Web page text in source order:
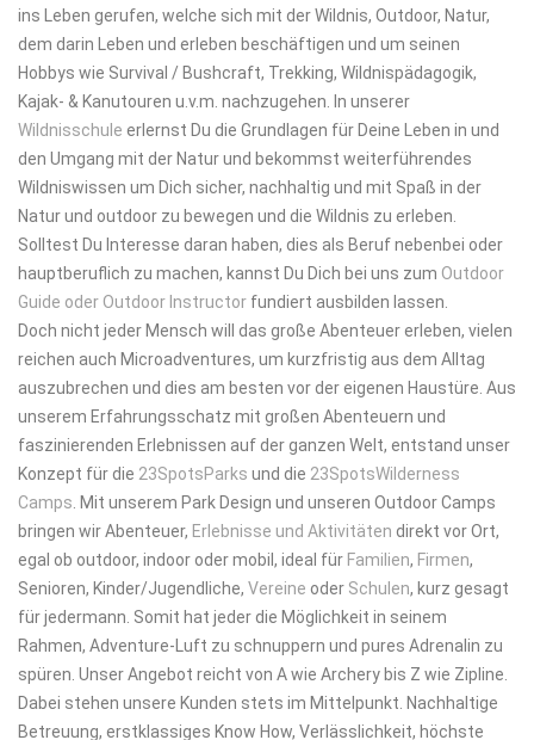
ins Leben gerufen, welche sich mit der Wildnis, Outdoor, Natur,
dem darin Leben und erleben beschäftigen und um seinen
Hobbys wie Survival / Bushcraft, Trekking, Wildnispädagogik,
Kajak- & Kanutouren u.v.m. nachzugehen. In unserer
Wildnisschule erlernst Du die Grundlagen für Deine Leben in und
den Umgang mit der Natur und bekommst weiterführendes
Wildniswissen um Dich sicher, nachhaltig und mit Spaß in der
Natur und outdoor zu bewegen und die Wildnis zu erleben.
Solltest Du Interesse daran haben, dies als Beruf nebenbei oder
hauptberuflich zu machen, kannst Du Dich bei uns zum Outdoor
Guide oder Outdoor Instructor fundiert ausbilden lassen.
Doch nicht jeder Mensch will das große Abenteuer erleben, vielen
reichen auch Microadventures, um kurzfristig aus dem Alltag
auszubrechen und dies am besten vor der eigenen Haustüre. Aus
unserem Erfahrungsschatz mit großen Abenteuern und
faszinierenden Erlebnissen auf der ganzen Welt, entstand unser
Konzept für die 23SpotsParks und die 23SpotsWilderness
Camps . Mit unserem Park Design und unseren Outdoor Camps
bringen wir Abenteuer, Erlebnisse und Aktivitäten direkt vor Ort,
egal ob outdoor, indoor oder mobil, ideal für Familien, Firmen,
Senioren, Kinder/Jugendliche, Vereine oder Schulen, kurz gesagt
für jedermann. Somit hat jeder die Möglichkeit in seinem
Rahmen, Adventure-Luft zu schnuppern und pures Adrenalin zu
spüren. Unser Angebot reicht von A wie Archery bis Z wie Zipline.
Dabei stehen unsere Kunden stets im Mittelpunkt. Nachhaltige
Betreuung, erstklassiges Know How, Verlässlichkeit, höchste